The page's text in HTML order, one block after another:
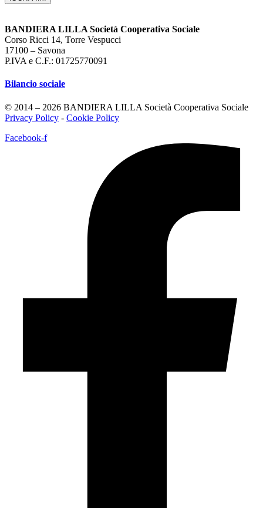
BANDIERA LILLA Società Cooperativa Sociale
Corso Ricci 14, Torre Vespucci
17100 – Savona
P.IVA e C.F.: 01725770091
Bilancio sociale
© 2014 – 2026 BANDIERA LILLA Società Cooperativa Sociale
Privacy Policy - Cookie Policy
Facebook-f